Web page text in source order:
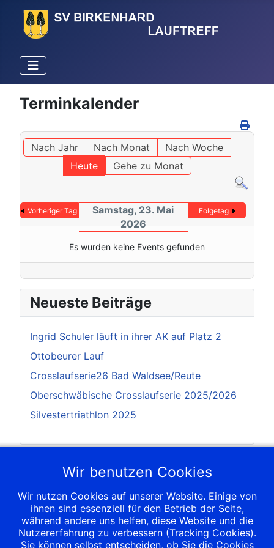
Terminkalender
Nach Jahr Nach Monat
Nach Woche
Heute
Gehe zu Monat
Vorheriger Tag
Samstag, 23. Mai
2026
Folgetag
Es wurden keine Events gefunden
Neueste Beiträge
Ingrid Schuler läuft in ihrer AK auf Platz 2
Ottobeurer Lauf
Crosslaufserie26 Bad Waldsee/Reute
Oberschwäbische Crosslaufserie 2025/2026
Silvestertriathlon 2025
Nächste Termine
12 Sep. 2026;
6. Heilix-Blechle-Lauf
12 Sep. 2026;
7. Heilix Blechle Lauf
Wir benutzen Cookies
Wir nutzen Cookies auf unserer Website. Einige von
ihnen sind essenziell für den Betrieb der Seite,
während andere uns helfen, diese Website und die
Nutzererfahrung zu verbessern (Tracking Cookies).
Sie können selbst entscheiden, ob Sie die Cookies